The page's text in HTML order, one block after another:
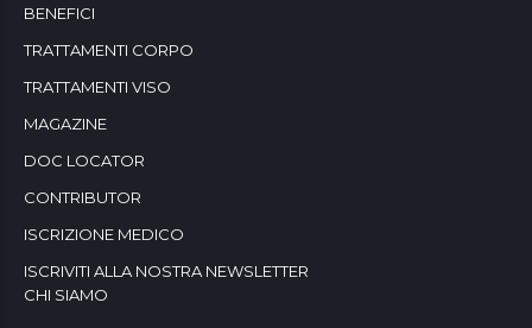
BENEFICI
TRATTAMENTI CORPO
TRATTAMENTI VISO
MAGAZINE
DOC LOCATOR
CONTRIBUTOR
ISCRIZIONE MEDICO
ISCRIVITI ALLA NOSTRA NEWSLETTER
CHI SIAMO